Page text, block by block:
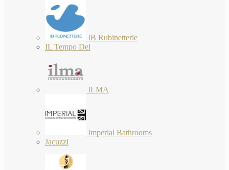
IB Rubinetterie
IL Tempo Del
ILMA
Imperial Bathrooms
Jacuzzi